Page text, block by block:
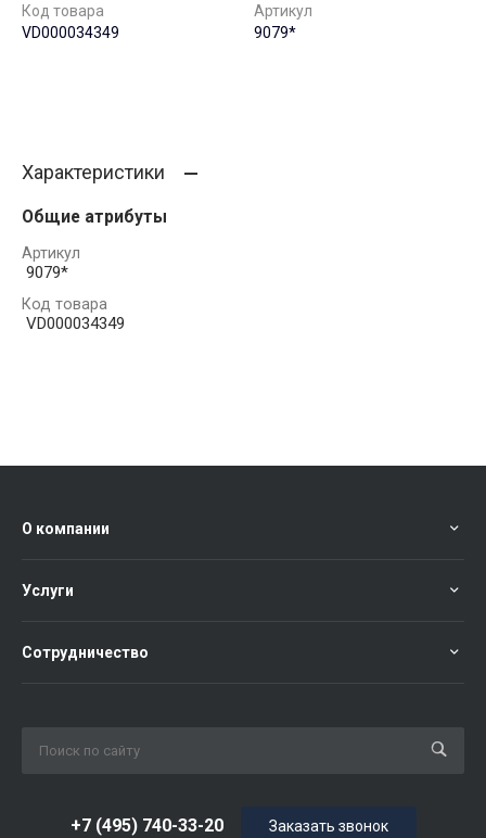
Код товара
VD000034349
Артикул
9079*
Характеристики
Общие атрибуты
Артикул
9079*
Код товара
VD000034349
О компании
Услуги
Сотрудничество
+7 (495) 740-33-20 Заказать звонок